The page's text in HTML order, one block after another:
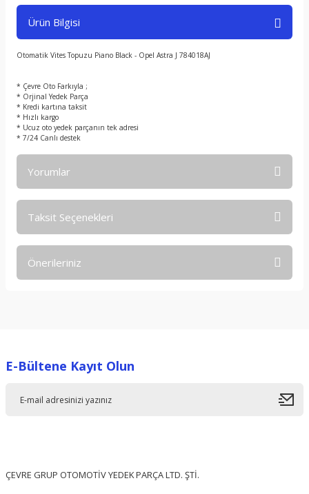
Ürün Bilgisi
Otomatik Vites Topuzu Piano Black - Opel Astra J 784018AJ
* Çevre Oto Farkıyla ;
* Orjinal Yedek Parça
* Kredi kartına taksit
* Hızlı kargo
* Ucuz oto yedek parçanın tek adresi
* 7/24 Canlı destek
Yorumlar
Taksit Seçenekleri
Önerileriniz
Ürün resmi kalitesiz, bozuk veya görüntülenemiyor.
E-Bültene Kayıt Olun
ÇEVRE GRUP OTOMOTİV YEDEK PARÇA LTD. ŞTİ.